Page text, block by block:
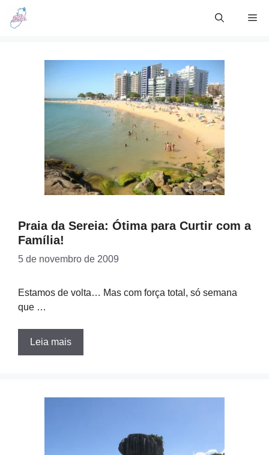
Skip
Praia da Sereia: Ótima para Curtir com a
Família!
5 de novembro de 2009
Estamos de volta… Mas com força total, só semana
que …
Leia mais